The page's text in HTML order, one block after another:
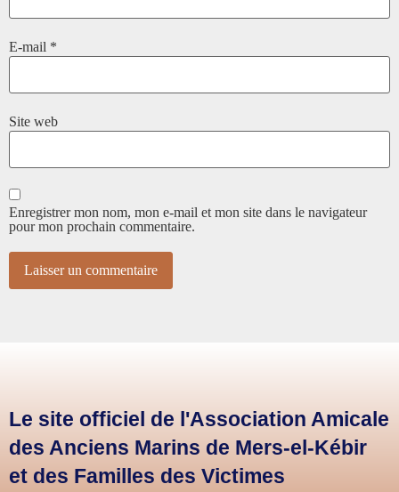
E-mail *
Site web
Enregistrer mon nom, mon e-mail et mon site dans le navigateur
pour mon prochain commentaire.
Le site officiel de l'Association Amicale
des Anciens Marins de Mers-el-Kébir
et des Familles des Victimes